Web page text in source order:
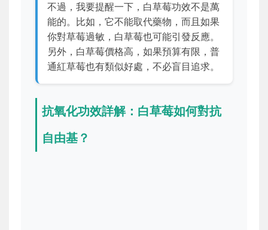
不過，我要提醒一下，白草莓功效不是萬
能的。比如，它不能取代藥物，而且如果
你對草莓過敏，白草莓也可能引發反應。
另外，白草莓價格高，如果預算有限，普
通紅草莓也有類似好處，不必盲目追求。
抗氧化功效詳解：白草莓如何對抗
自由基？